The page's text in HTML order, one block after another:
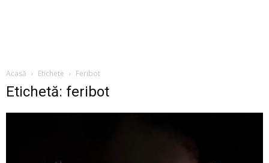
Acasă Etichete Feribot
Etichetă: feribot